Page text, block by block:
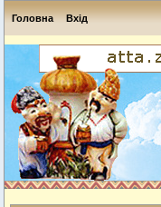
Головна Вхід